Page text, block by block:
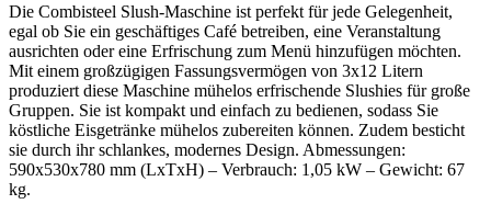
Die Combisteel Slush-Maschine ist perfekt für jede Gelegenheit,
egal ob Sie ein geschäftiges Café betreiben, eine Veranstaltung
ausrichten oder eine Erfrischung zum Menü hinzufügen möchten.
Mit einem großzügigen Fassungsvermögen von 3x12 Litern
produziert diese Maschine mühelos erfrischende Slushies für große
Gruppen. Sie ist kompakt und einfach zu bedienen, sodass Sie
köstliche Eisgetränke mühelos zubereiten können. Zudem besticht
sie durch ihr schlankes, modernes Design. Abmessungen:
590x530x780 mm (LxTxH) – Verbrauch: 1,05 kW – Gewicht: 67
kg.